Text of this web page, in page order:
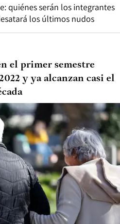
quiénes serán los integrantes
los últimos nudos
el primer semestre
y ya alcanzan casi el